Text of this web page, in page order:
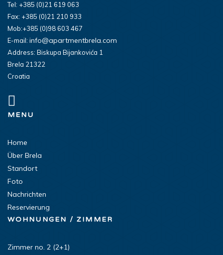
Tel: +385 (0)21 619 063
Fax: +385 (0)21 210 933
Mob:+385 (0)98 603 467
E-mail: info@apartmentbrela.com
Address: Biskupa Bijankovića 1
Brela 21322
Croatia
MENU
Home
Über Brela
Standort
Foto
Nachrichten
Reservierung
WOHNUNGEN / ZIMMER
Zimmer no. 2 (2+1)